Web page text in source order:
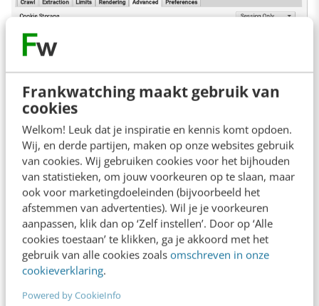
Frankwatching maakt gebruik van
cookies
Welkom! Leuk dat je inspiratie en kennis komt opdoen.
Wij, en derde partijen, maken op onze websites gebruik
van cookies. Wij gebruiken cookies voor het bijhouden
van statistieken, om jouw voorkeuren op te slaan, maar
ook voor marketingdoeleinden (bijvoorbeeld het
afstemmen van advertenties). Wil je je voorkeuren
aanpassen, klik dan op ‘Zelf instellen’. Door op ‘Alle
cookies toestaan’ te klikken, ga je akkoord met het
gebruik van alle cookies zoals omschreven in onze
cookieverklaring.
Powered by CookieInfo
Het altijd volgen van redirects en canonicals
heeft invloed op de list mode van Screaming
Frog, maar kan handig zijn. Crawl je in je lijst